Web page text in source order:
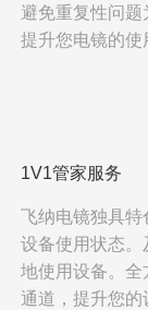
避免重复性问
提升您电镜的使
1V1管家服务
飞纳电镜独具特
设备使用状态。
地使用设备。
通道，提升您的